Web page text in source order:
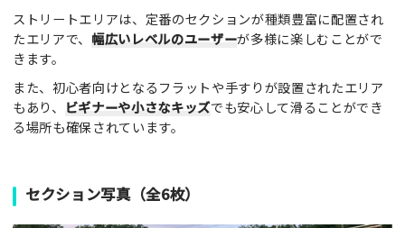
ストリートエリアは、定番のセクションが種類豊富に配置され
たエリアで、 幅広いレベルのユーザーが多様に楽しむことがで
きます。
また、初心者向けとなるフラットや手すりが設置されたエリア
もあり、
ビギナーや小さなキッズでも安心して滑ることができ
る場所も確保されています。
セクション写真（全6枚）